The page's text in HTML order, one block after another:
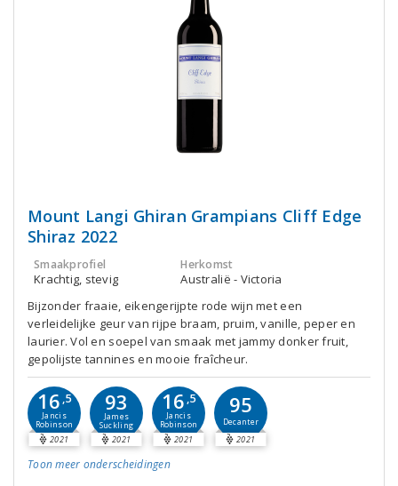
Mount Langi Ghiran Grampians Cliff Edge
Shiraz 2022
Smaakprofiel
Krachtig, stevig
Herkomst
Australië - Victoria
Bijzonder fraaie, eikengerijpte rode wijn met een
verleidelijke geur van rijpe braam, pruim, vanille, peper en
laurier. Vol en soepel van smaak met jammy donker fruit,
gepolijste tannines en mooie fraîcheur.
16,5
Jancis
Robinson
2021
93
James
Suckling
2021
16,5
Jancis
Robinson
2021
95
Decanter
2021
Toon meer onderscheidingen